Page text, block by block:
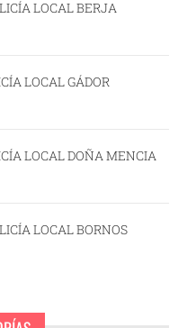
LOCAL BERJA
LOCAL GÁDOR
LOCAL DOÑA MENCIA
LOCAL BORNOS